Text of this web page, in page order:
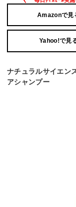
Amazonで見
Yahoo!で見
ナチュラルサイエ
アシャンプー